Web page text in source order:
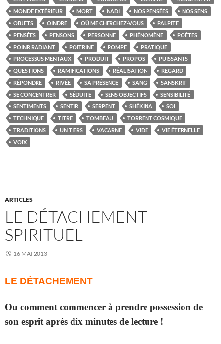
MONDE EXTÉRIEUR
MORT NADI NOS PENSÉES
NOS SENS
OBJETS
OINDRE OÙ ME CHERCHEZ-VOUS
PALPITE
PENSÉES
PENSONS PERSONNE PHÉNOMÈNE
POÈTES
POINR RADIANT
POITRINE POMPE
PRATIQUE
PROCESSUS MENTAUX
PRODUIT PROPOS
PUISSANTS
QUESTIONS
RAMIFICATIONS RÉALISATION
REGARD
RÉPONDRE
RIVÉE SA PRÉSENCE SANG
SANSKRIT
SE CONCENTRER
SÉDUITE SENS OBJECTIFS
SENSIBILITÉ
SENTIMENTS
SENTIR SERPENT SHÉKINA
SOI
TECHNIQUE
TITRE TOMBEAU
TORRENT COSMIQUE
TRADITIONS
UN TIERS VACARNE VIDE
VIE ÉTERNELLE
VOIX
ARTICLES
LE DÉTACHEMENT
SPIRITUEL
16 MAI 2013
LE DÉTACHEMENT
Ou comment commencer à prendre possession de
son esprit après dix minutes de lecture !